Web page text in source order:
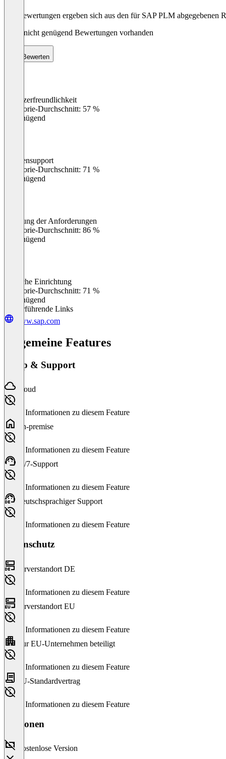
Die Bewertungen ergeben sich aus den für SAP PLM abgegebenen
Noch nicht genügend Bewertungen vorhanden
Bewerten
Benutzerfreundlichkeit
Kategorie-Durchschnitt: 57 %
Ungenügend
Kundensupport
Kategorie-Durchschnitt: 71 %
Ungenügend
Erfüllung der Anforderungen
Kategorie-Durchschnitt: 86 %
Ungenügend
Einfache Einrichtung
Kategorie-Durchschnitt: 71 %
Ungenügend
Weiterführende Links
www.sap.com
Allgemeine Features
Setup & Support
Cloud
Keine Informationen zu diesem Feature
On-premise
Keine Informationen zu diesem Feature
24/7-Support
Keine Informationen zu diesem Feature
Deutschsprachiger Support
Keine Informationen zu diesem Feature
Datenschutz
Serverstandort DE
Keine Informationen zu diesem Feature
Serverstandort EU
Keine Informationen zu diesem Feature
Nur EU-Unternehmen beteiligt
Keine Informationen zu diesem Feature
EU-Standardvertrag
Keine Informationen zu diesem Feature
Versionen
Kostenlose Version